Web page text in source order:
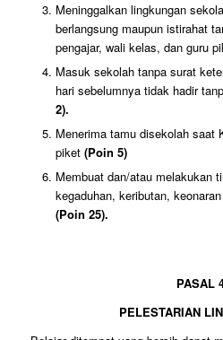
Meninggalkan lingkungan
berlangsung maupun istirahat
pengajar, wali kelas, dan guru
Masuk sekolah tanpa surat
hari sebelumnya tidak hadir
2).
Menerima tamu disekolah saat
piket (Poin 5)
Membuat dan/atau melakukan
kegaduhan, keributan,
(Poin 25).
PASAL
PELESTARIAN